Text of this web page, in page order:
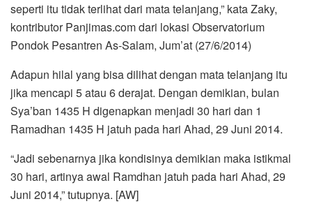
seperti itu tidak terlihat dari mata telanjang,” kata Zaky,
kontributor Panjimas.com dari lokasi Observatorium
Pondok Pesantren As-Salam, Jum’at (27/6/2014)
Adapun hilal yang bisa dilihat dengan mata telanjang itu
jika mencapi 5 atau 6 derajat. Dengan demikian, bulan
Sya’ban 1435 H digenapkan menjadi 30 hari dan 1
Ramadhan 1435 H jatuh pada hari Ahad, 29 Juni 2014.
“Jadi sebenarnya jika kondisinya demikian maka istikmal
30 hari, artinya awal Ramdhan jatuh pada hari Ahad, 29
Juni 2014,” tutupnya. [AW]